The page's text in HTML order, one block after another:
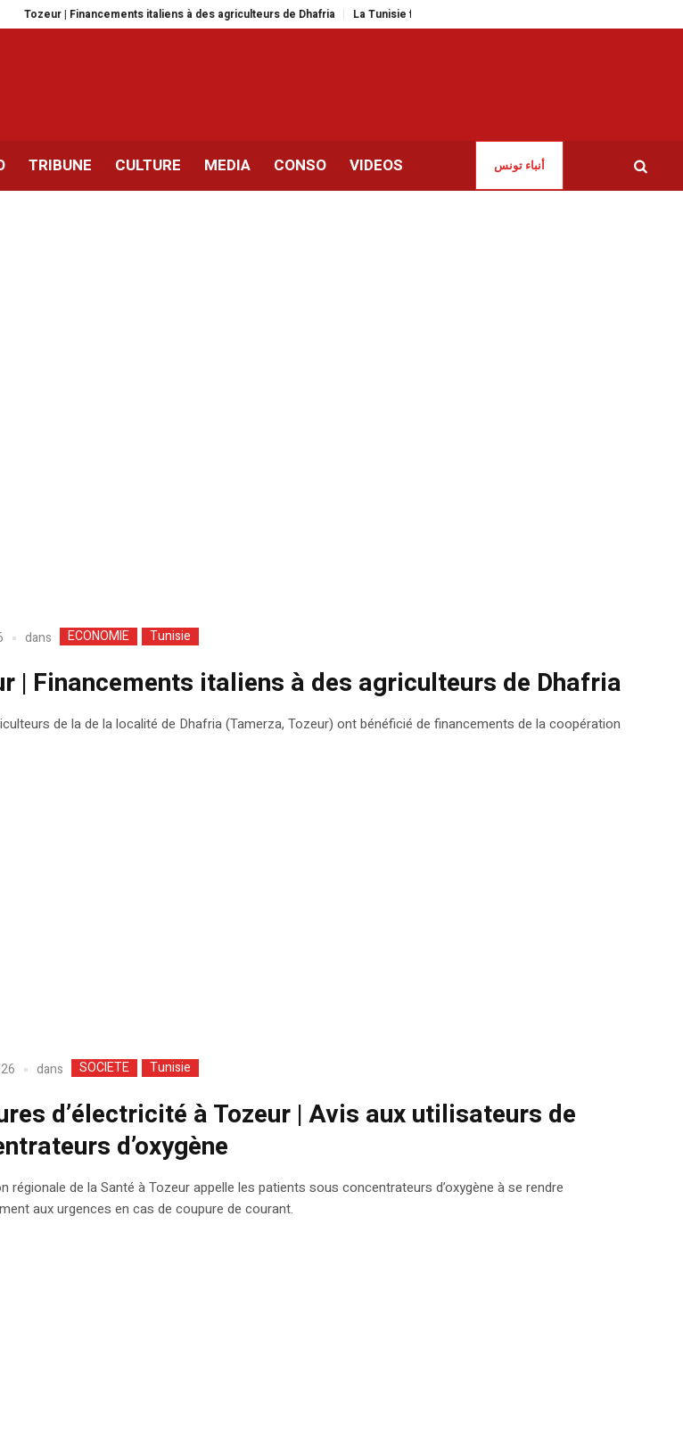
italiens à des agriculteurs de Dhafria La Tunisie face à son déficit énergétique | L’hydrogène vert est-il la panacée ?
TRIBUNE CULTURE MEDIA CONSO VIDEOS أنباء تونس
dans ECONOMIE Tunisie
| Financements italiens à des agriculteurs de Dhafria
de la de la localité de Dhafria (Tamerza, Tozeur) ont bénéficié de financements de la coopération
dans SOCIETE Tunisie
d’électricité à Tozeur | Avis aux utilisateurs de
d’oxygène
régionale de la Santé à Tozeur appelle les patients sous concentrateurs d’oxygène à se rendre
aux urgences en cas de coupure de courant.